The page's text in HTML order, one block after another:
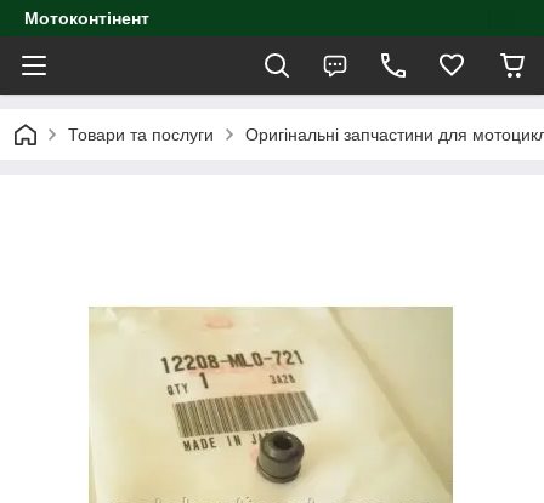
Мотоконтінент
Товари та послуги Оригінальні запчастини для